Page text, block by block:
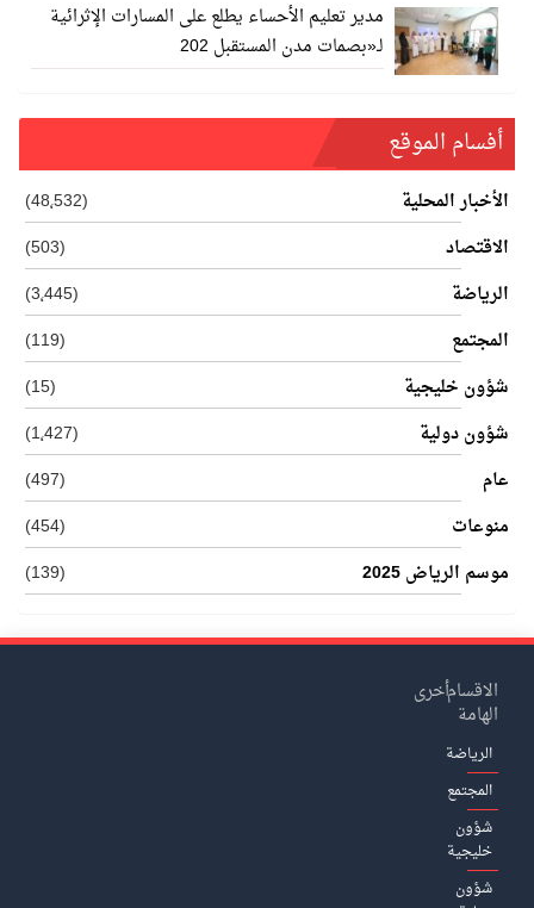
مدير تعليم الأحساء يطلع على المسارات الإثرائية
لـ«بصمات مدن المستقبل 202
أفسام الموقع
الأخبار المحلية
(48٬532)
الاقتصاد
(503)
الرياضة
(3٬445)
المجتمع
(119)
شؤون خليجية
(15)
شؤون دولية
(1٬427)
عام
(497)
منوعات
(454)
موسم الرياض 2025
(139)
الاقسام
الهامة
الرياضة
المجتمع
شؤون
خليجية
شؤون
أخرى